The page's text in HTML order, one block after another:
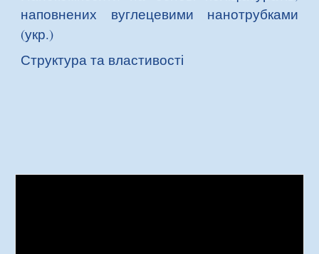
наповнених вуглецевими нанотрубками
(укр.)
Структура та властивості